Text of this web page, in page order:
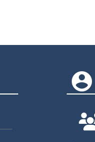
account_circle